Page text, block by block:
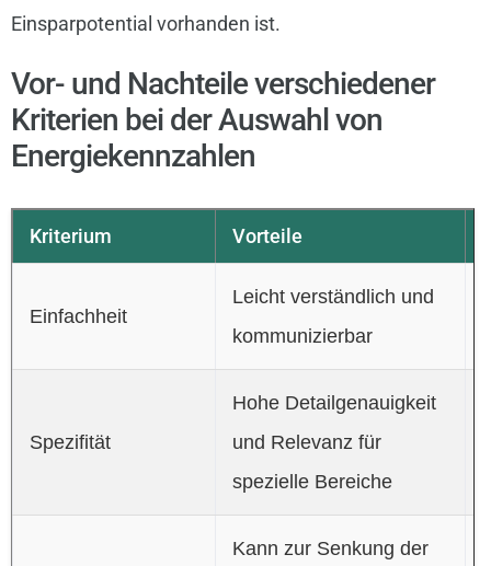
Einsparpotential vorhanden ist.
Vor- und Nachteile verschiedener
Kriterien bei der Auswahl von
Energiekennzahlen
Kriterium Vorteile
Einfachheit
Leicht verständlich und
kommunizierbar
Spezifität
Hohe Detailgenauigkeit
und Relevanz für
spezielle Bereiche
Kann zur Senkung der